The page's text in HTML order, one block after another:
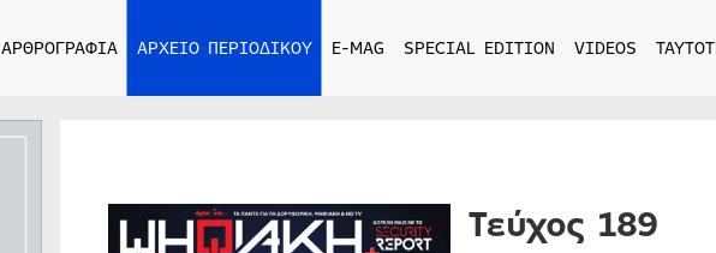
ΑΡΘΡΟΓΡΑΦΙΑ ΑΡΧΕΙΟ ΠΕΡΙΟΔΙΚΟΥ E-MAG SPECIAL EDITION VIDEOS
Τεύχος 189